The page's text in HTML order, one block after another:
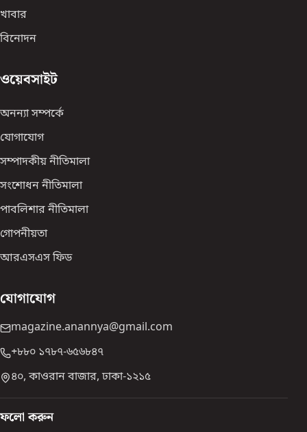
খাবার
বিনোদন
ওয়েবসাইট
অনন্যা সম্পর্কে
যোগাযোগ
সম্পাদকীয় নীতিমালা
সংশোধন নীতিমালা
পাবলিশার নীতিমালা
গোপনীয়তা
আরএসএস ফিড
যোগাযোগ
magazine.anannya@gmail.com
+৮৮০ ১৭৮৭-৬৫৬৮৪৭
৪০, কাওরান বাজার, ঢাকা-১২১৫
ফলো করুন